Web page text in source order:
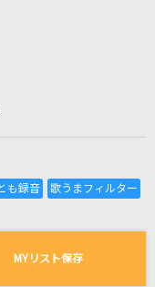
MYリスト保存